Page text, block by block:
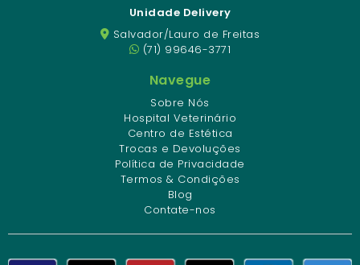
Unidade Delivery
Salvador/Lauro de Freitas
(71) 99646-3771
Navegue
Sobre Nós
Hospital Veterinário
Centro de Estética
Trocas e Devoluções
Política de Privacidade
Termos & Condições
Blog
Contate-nos